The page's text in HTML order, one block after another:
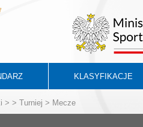
KLASYFIKACJE
> > Turniej > Mecze